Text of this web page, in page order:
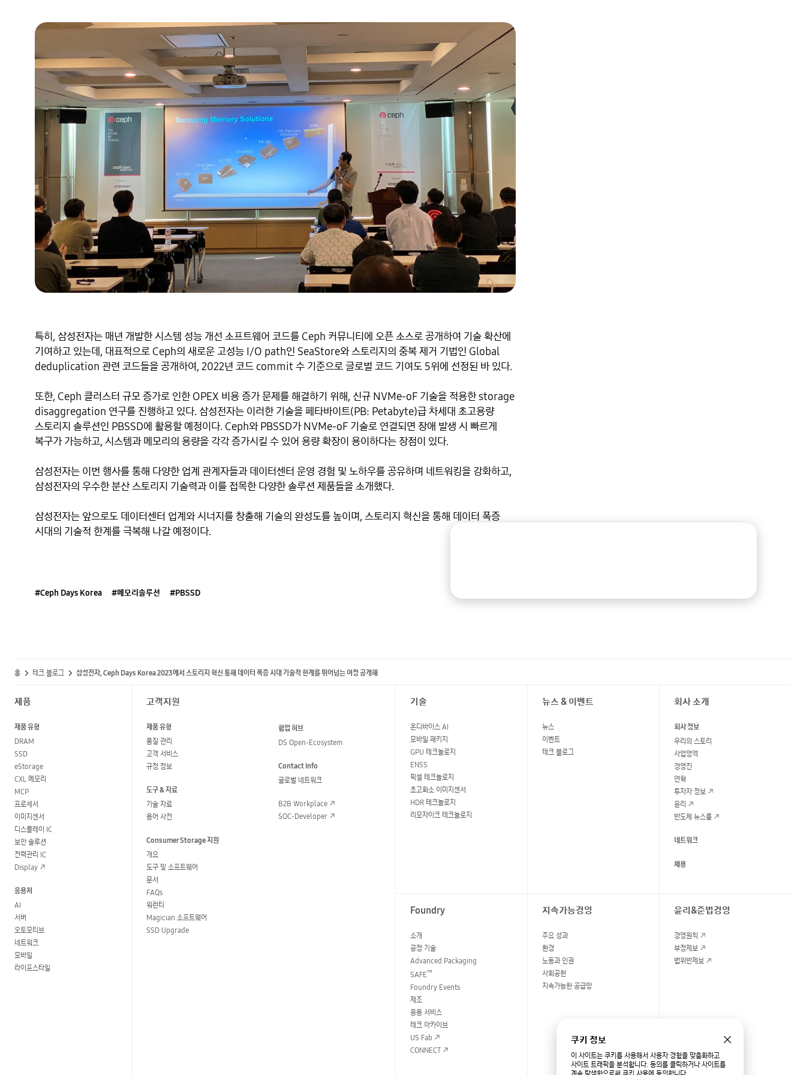
특히, 삼성전자는 매년 개발한 시스템 성능 개선 소프트웨어 코드를 Ceph 커뮤니티에 오픈 소스로 공개하여 기술 확산에
기여하고 있는데, 대표적으로 Ceph의 새로운 고성능 I/O path인 SeaStore와 스토리지의 중복 제거 기법인 Global
deduplication 관련 코드들을 공개하여, 2022년 코드 commit 수 기준으로 글로벌 코드 기여도 5위에 선정된 바 있다.
또한, Ceph 클러스터 규모 증가로 인한 OPEX 비용 증가 문제를 해결하기 위해, 신규 NVMe-oF 기술을 적용한 storage
disaggregation 연구를 진행하고 있다. 삼성전자는 이러한 기술을 페타바이트(PB: Petabyte)급 차세대 초고용량
스토리지 솔루션인 PBSSD에 활용할 예정이다. Ceph와 PBSSD가 NVMe-oF 기술로 연결되면 장애 발생 시 빠르게
복구가 가능하고, 시스템과 메모리의 용량을 각각 증가시킬 수 있어 용량 확장이 용이하다는 장점이 있다.
삼성전자는 이번 행사를 통해 다양한 업계 관계자들과 데이터센터 운영 경험 및 노하우를 공유하며 네트워킹을 강화하고,
삼성전자의 우수한 분산 스토리지 기술력과 이를 접목한 다양한 솔루션 제품들을 소개했다.
삼성전자는 앞으로도 데이터센터 업계와 시너지를 창출해 기술의 완성도를 높이며, 스토리지 혁신을 통해 데이터 폭증
시대의 기술적 한계를 극복해 나갈 예정이다.
#Ceph Days Korea #메모리솔루션 #PBSSD
홈 테크 블로그 삼성전자, Ceph Days Korea 2023에서 스토리지 혁신 통해 데이터 폭증 시대 기술적 한계를 뛰어넘는 여정 공개해
제품
제품 유형
DRAM
SSD
eStorage
CXL 메모리
MCP
프로세서
이미지센서
디스플레이 IC
보안 솔루션
전력관리 IC
Display
응용처
AI
서버
오토모티브
네트워크
모바일
라이프스타일
고객지원
제품 유형
품질 관리
고객 서비스
규정 정보
도구 & 자료
기술 자료
용어 사전
Consumer Storage 지원
개요
도구 및 소프트웨어
문서
FAQs
워런티
Magician 소프트웨어
SSD Upgrade
협업 허브
DS Open-Ecosystem
Contact Info
글로벌 네트워크
B2B Workplace
SOC-Developer
기술
온디바이스 AI
모바일 패키지
GPU 테크놀로지
ENSS
픽셀 테크놀로지
초고화소 이미지센서
HDR 테크놀로지
리모자이크 테크놀로지
Foundry
소개
공정 기술
Advanced Packaging
SAFE™
Foundry Events
제조
응용 서비스
테크 아카이브
US Fab
CONNECT
뉴스 & 이벤트
뉴스
이벤트
테크 블로그
지속가능경영
주요 성과
환경
노동과 인권
사회공헌
지속가능한 공급망
회사 소개
회사 정보
우리의 스토리
사업영역
경영진
연혁
투자자 정보
윤리
반도체 뉴스룸
네트워크
채용
윤리&준법경영
경영원칙
부정제보
법위반제보
쿠키 정보
이 사이트는 쿠키를 사용해서 사용자 경험을 맞춤화하고
사이트 트래픽을 분석합니다. 동의를 클릭하거나 사이트를